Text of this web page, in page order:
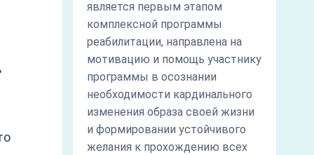
является первым этапом
комплексной программы
реабилитации, направлена на
мотивацию и помощь участнику
программы в осознании
необходимости кардинального
изменения образа своей жизни
и формировании устойчивого
желания к прохождению всех